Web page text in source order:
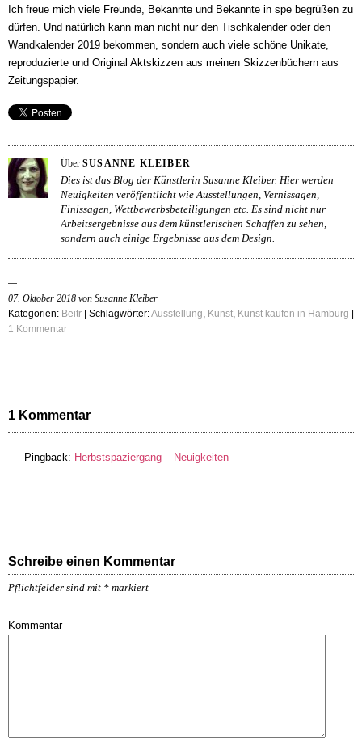
Ich freue mich viele Freunde, Bekannte und Bekannte in spe begrüßen zu
dürfen. Und natürlich kann man nicht nur den Tischkalender oder den
Wandkalender 2019 bekommen, sondern auch viele schöne Unikate,
reproduzierte und Original Aktskizzen aus meinen Skizzenbüchern aus
Zeitungspapier.
Über SUSANNE KLEIBER
Dies ist das Blog der Künstlerin Susanne Kleiber. Hier werden
Neuigkeiten veröffentlicht wie Ausstellungen, Vernissagen,
Finissagen, Wettbewerbsbeteiligungen etc. Es sind nicht nur
Arbeitsergebnisse aus dem künstlerischen Schaffen zu sehen,
sondern auch einige Ergebnisse aus dem Design.
07. Oktober 2018 von Susanne Kleiber
Kategorien: Beitr | Schlagwörter:Ausstellung Kunst Kunst kaufen in Hamburg |
1 Kommentar
1 Kommentar
Pingback: Herbstspaziergang – Neuigkeiten
Schreibe einen Kommentar
Pflichtfelder sind mit * markiert
Kommentar